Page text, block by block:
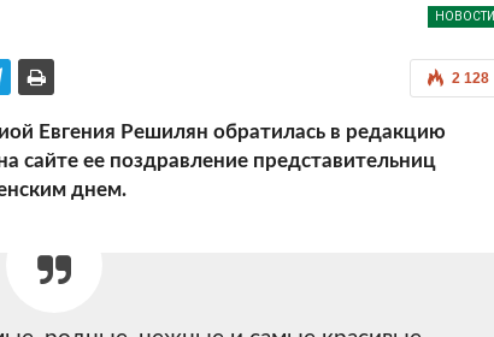
НОВОСТИ
2 128
Евгения Решилян обратилась в редакцию
сайте ее поздравление представительниц
днем.